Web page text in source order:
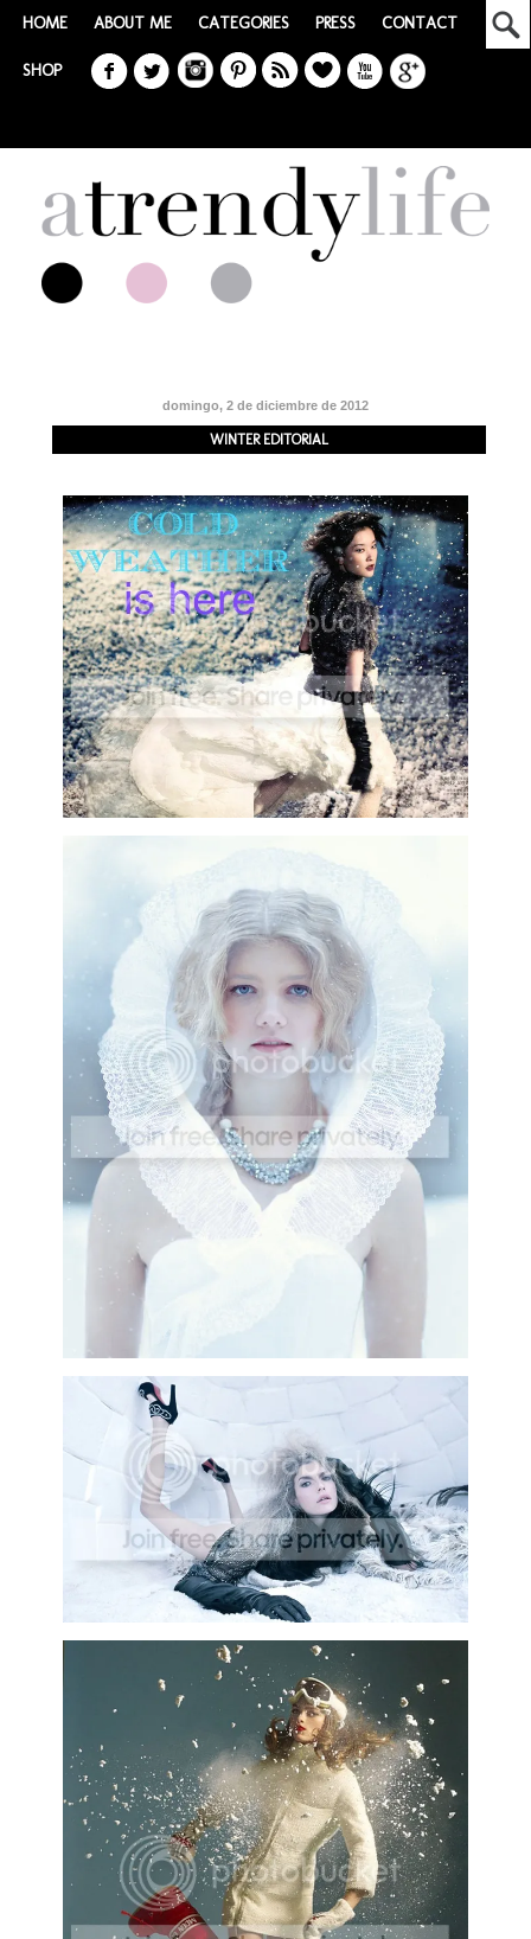
HOME ABOUT ME CATEGORIES PRESS CONTACT
SHOP
domingo, 2 de diciembre de 2012
WINTER EDITORIAL